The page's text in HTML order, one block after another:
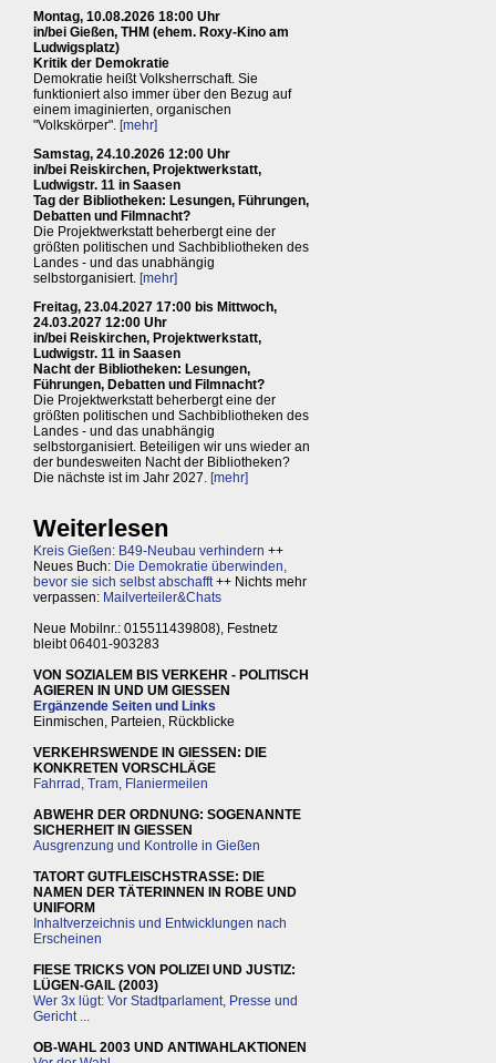
Montag, 10.08.2026 18:00 Uhr
in/bei Gießen, THM (ehem. Roxy-Kino am
Ludwigsplatz)
Kritik der Demokratie
Demokratie heißt Volksherrschaft. Sie
funktioniert also immer über den Bezug auf
einem imaginierten, organischen
"Volkskörper". [mehr]
Samstag, 24.10.2026 12:00 Uhr
in/bei Reiskirchen, Projektwerkstatt,
Ludwigstr. 11 in Saasen
Tag der Bibliotheken: Lesungen, Führungen,
Debatten und Filmnacht?
Die Projektwerkstatt beherbergt eine der
größten politischen und Sachbibliotheken des
Landes - und das unabhängig
selbstorganisiert. [mehr]
Freitag, 23.04.2027 17:00 bis Mittwoch,
24.03.2027 12:00 Uhr
in/bei Reiskirchen, Projektwerkstatt,
Ludwigstr. 11 in Saasen
Nacht der Bibliotheken: Lesungen,
Führungen, Debatten und Filmnacht?
Die Projektwerkstatt beherbergt eine der
größten politischen und Sachbibliotheken des
Landes - und das unabhängig
selbstorganisiert. Beteiligen wir uns wieder an
der bundesweiten Nacht der Bibliotheken?
Die nächste ist im Jahr 2027. [mehr]
Weiterlesen
Kreis Gießen: B49-Neubau verhindern ++
Neues Buch: Die Demokratie überwinden,
bevor sie sich selbst abschafft++ Nichts mehr
verpassen: Mailverteiler&Chats
Neue Mobilnr.: 015511439808), Festnetz
bleibt 06401-903283
VON SOZIALEM BIS VERKEHR - POLITISCH
AGIEREN IN UND UM GIESSEN
Ergänzende Seiten und Links
Einmischen, Parteien, Rückblicke
VERKEHRSWENDE IN GIESSEN: DIE
KONKRETEN VORSCHLÄGE
Fahrrad, Tram, Flaniermeilen
ABWEHR DER ORDNUNG: SOGENANNTE
SICHERHEIT IN GIESSEN
Ausgrenzung und Kontrolle in Gießen
TATORT GUTFLEISCHSTRASSE: DIE
NAMEN DER TÄTERINNEN IN ROBE UND
UNIFORM
Inhaltverzeichnis und Entwicklungen nach
Erscheinen
FIESE TRICKS VON POLIZEI UND JUSTIZ:
LÜGEN-GAIL (2003)
Wer 3x lügt: Vor Stadtparlament, Presse und
Gericht ...
OB-WAHL 2003 UND ANTIWAHLAKTIONEN